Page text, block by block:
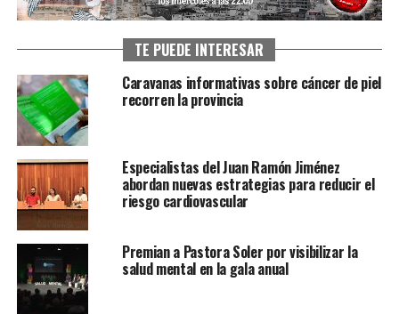
TE PUEDE INTERESAR
Caravanas informativas sobre cáncer de piel
recorren la provincia
Especialistas del Juan Ramón Jiménez
abordan nuevas estrategias para reducir el
riesgo cardiovascular
Premian a Pastora Soler por visibilizar la
salud mental en la gala anual